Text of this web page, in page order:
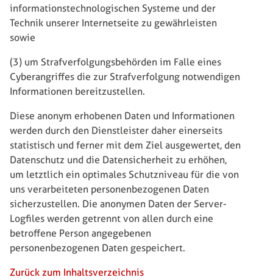
informationstechnologischen Systeme und der
Technik unserer Internetseite zu gewährleisten
sowie
(3) um Strafverfolgungsbehörden im Falle eines
Cyberangriffes die zur Strafverfolgung notwendigen
Informationen bereitzustellen.
Diese anonym erhobenen Daten und Informationen
werden durch den Dienstleister daher einerseits
statistisch und ferner mit dem Ziel ausgewertet, den
Datenschutz und die Datensicherheit zu erhöhen,
um letztlich ein optimales Schutzniveau für die von
uns verarbeiteten personenbezogenen Daten
sicherzustellen. Die anonymen Daten der Server-
Logfiles werden getrennt von allen durch eine
betroffene Person angegebenen
personenbezogenen Daten gespeichert.
Zurück zum Inhaltsverzeichnis